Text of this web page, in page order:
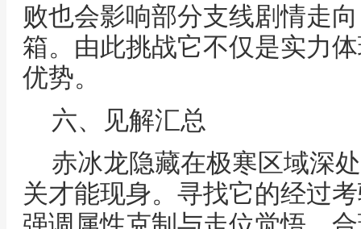
败也会影响部分支线剧情走
箱。由此挑战它不仅是实力
优势。
六、见解汇总
赤冰龙隐藏在极寒区域深
关才能现身。寻找它的经过